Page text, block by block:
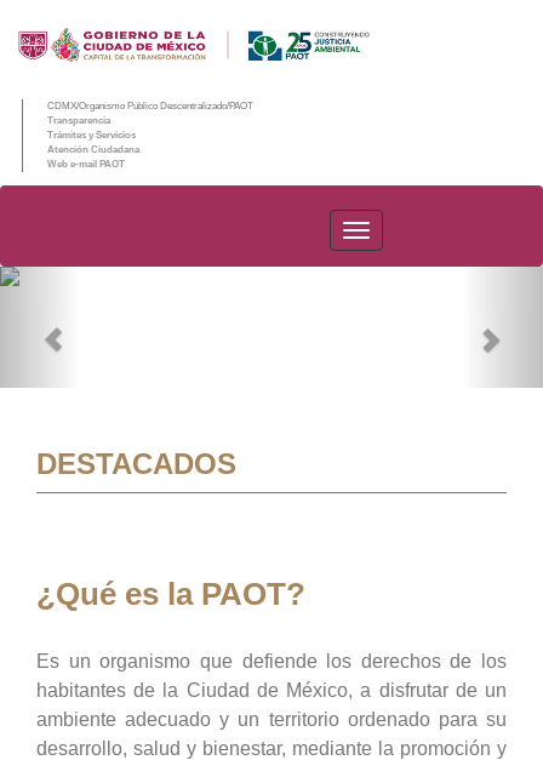
CDMX/Organismo Público Descentralizado/PAOT
Transparencia
Trámites y Servicios
Atención Ciudadana
Web e-mail PAOT
PAOT
DESTACADOS
¿Qué es la PAOT?
Es un organismo que defiende los derechos de los
habitantes de la Ciudad de México, a disfrutar de un
ambiente adecuado y un territorio ordenado para su
desarrollo, salud y bienestar, mediante la promoción y